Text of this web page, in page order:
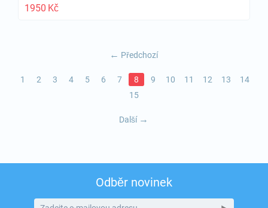
1950 Kč
Předchozí
1 2 3 4 5 6 7 8 9 10 11 12 13
14
15
Další
Odběr novinek